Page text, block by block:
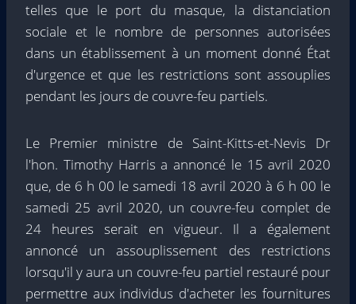
telles que le port du masque, la distanciation
sociale et le nombre de personnes autorisées
dans un établissement à un moment donné État
d'urgence et que les restrictions sont assouplies
pendant les jours de couvre-feu partiels.
Le Premier ministre de Saint-Kitts-et-Nevis Dr
l'hon. Timothy Harris a annoncé le 15 avril 2020
que, de 6 h 00 le samedi 18 avril 2020 à 6 h 00 le
samedi 25 avril 2020, un couvre-feu complet de
24 heures serait en vigueur. Il a également
annoncé un assouplissement des restrictions
lorsqu'il y aura un couvre-feu partiel restauré pour
permettre aux individus d'acheter les fournitures